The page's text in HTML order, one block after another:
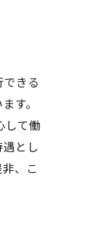
きる
す。
して働
とし
、こ